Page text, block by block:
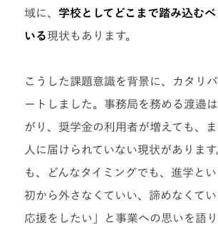
域に、 学校としてどこまで踏み込む
いる現状もあります。
こうした課題意識を背景に、カタリ
ートしました。事務局を務める渡邉
がり、奨学金の利用者が増えても、
人に届けられていない現状がありま
も、どんなタイミングでも、進学と
初から外さなくていい、諦めなくて
応援をしたい」と事業への思いを語り